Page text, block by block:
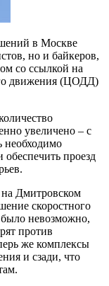
в Москве
но и байкеров,
со ссылкой на
движения (ЦОДД)
увеличено – с
необходимо
проезд
на Дмитровском
скоростного
невозможно,
против
же комплексы
и сзади, что